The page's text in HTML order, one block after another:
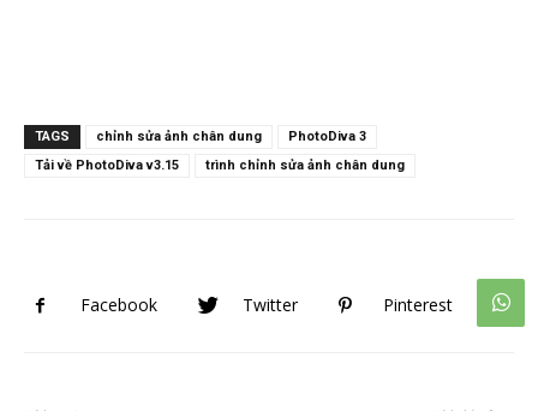
TAGS chỉnh sửa ảnh chân dung
PhotoDiva 3
Tải về PhotoDiva v3.15
trình chỉnh sửa ảnh chân dung
Facebook Twitter Pinterest